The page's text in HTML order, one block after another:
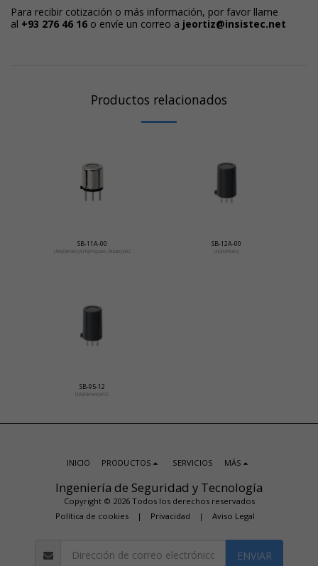
Para recibir cotización o más información, por favor llame
al +93 276 46 16 o envíe un correo a jeortiz@insistec.net
Productos relacionados
SB-11A-00
LNG(Metano)/LPG(Propano, Butano)/H2
SB-12A-00
LNG(Metano)
SB-95-12
LNG(Metano)/CO
Ingeniería de Seguridad y Tecnología
Copyright © 2026 Todos los derechos reservados
Política de cookies| Privacidad | Aviso Legal
INICIO PRODUCTOS SERVICIOS MÁS
ENVIAR